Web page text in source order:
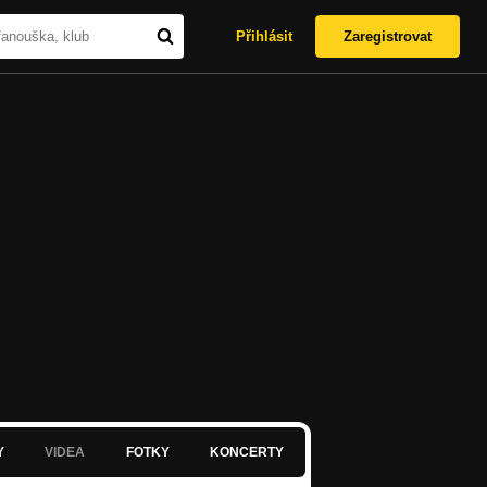
Přihlásit Zaregistrovat
VIDEA FOTKY KONCERTY